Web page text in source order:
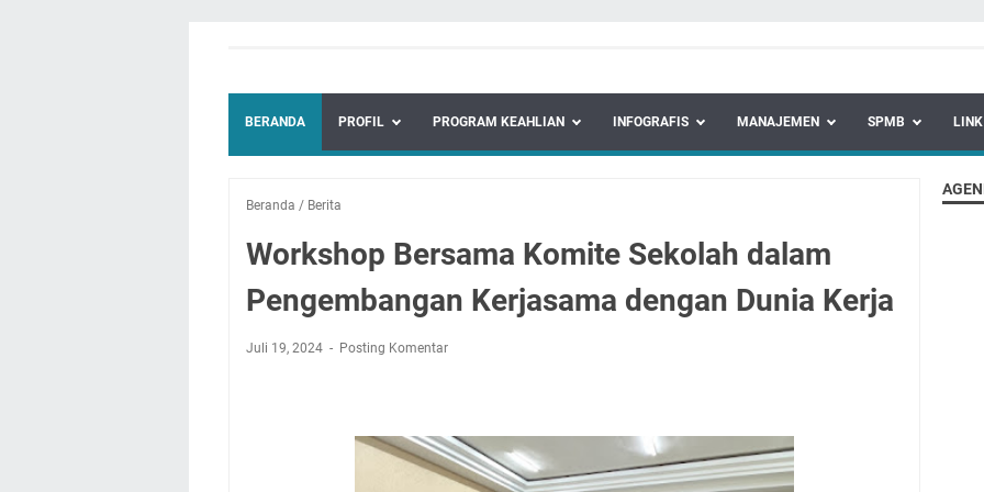
BERANDA PROFIL PROGRAM KEAHLIAN INFOGRAFIS MANAJEMEN SPMB LINK
Beranda / Berita
Workshop Bersama Komite Sekolah dalam
Pengembangan Kerjasama dengan Dunia Kerja
Juli 19, 2024 Posting Komentar